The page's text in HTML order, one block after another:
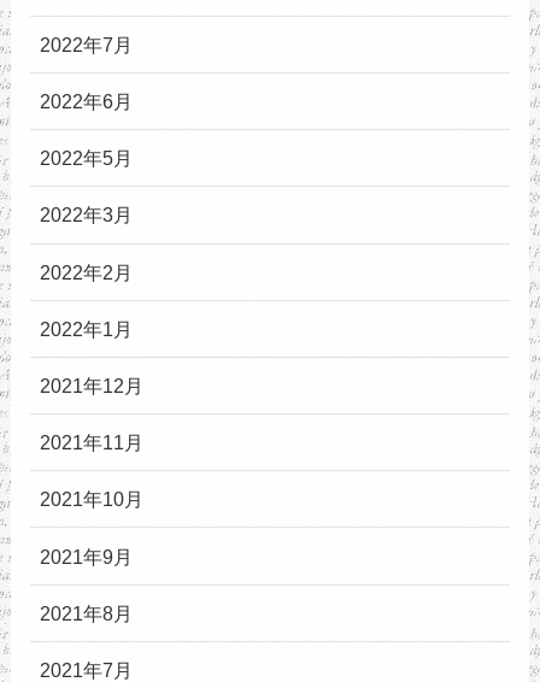
2022年7月
2022年6月
2022年5月
2022年3月
2022年2月
2022年1月
2021年12月
2021年11月
2021年10月
2021年9月
2021年8月
2021年7月